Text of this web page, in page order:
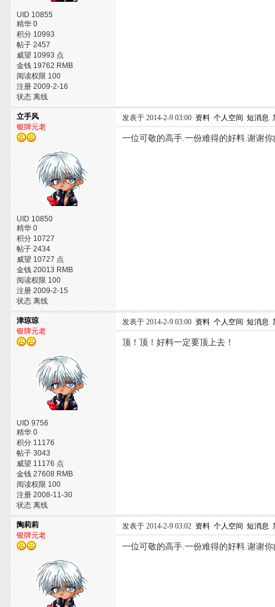
UID 10855
精华 0
积分 10993
帖子 2457
威望 10993 点
金钱 19762 RMB
阅读权限 100
注册 2009-2-16
状态 离线
立手风
银牌元老
UID 10850
精华 0
积分 10727
帖子 2434
威望 10727 点
金钱 20013 RMB
阅读权限 100
注册 2009-2-15
状态 离线
发表于 2014-2-9 03:00 资料 个人空间 短消息
一位可敬的高手.一份难得的好料.谢谢
津琼琼
银牌元老
UID 9756
精华 0
积分 11176
帖子 3043
威望 11176 点
金钱 27608 RMB
阅读权限 100
注册 2008-11-30
状态 离线
发表于 2014-2-9 03:00 资料 个人空间 短消息
顶！顶！好料一定要顶上去！
陶莉莉
银牌元老
发表于 2014-2-9 03:02 资料 个人空间 短消息
一位可敬的高手.一份难得的好料.谢谢